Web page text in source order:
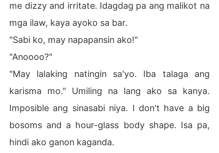
me dizzy and irritate. Idagdag pa ang malikot na
mga ilaw, kaya ayoko sa bar.
"Sabi ko, may napapansin ako!"
"Anoooo?"
"May lalaking natingin sa'yo. Iba talaga ang
karisma mo." Umiling na lang ako sa kanya.
Imposible ang sinasabi niya. I don't have a big
bosoms and a hour-glass body shape. Isa pa,
hindi ako ganon kaganda.